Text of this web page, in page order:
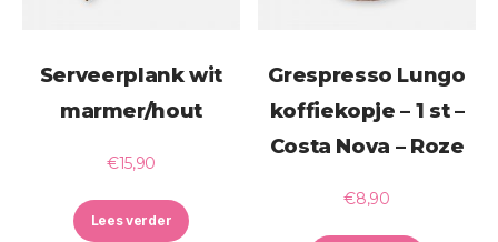
Serveerplank wit
marmer/hout
€15,90
Lees verder
Grespresso Lungo
koffiekopje – 1 st –
Costa Nova – Roze
€8,90